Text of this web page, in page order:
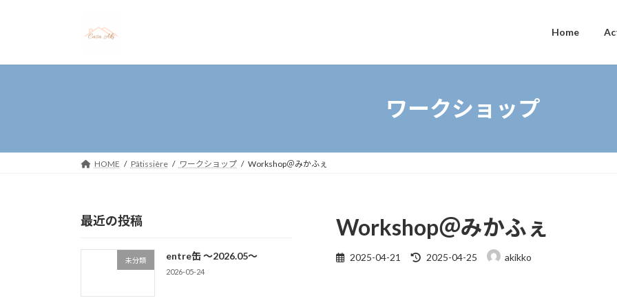
プ
動
Home
ワークショップ
HOME Pâtissière ワークショップ Workshop＠みかふぇ
Workshop＠みかふぇ
2025-04-21
最
2025-04-25 akikko
最近の投稿
未分類 entre缶 〜2026.05〜
2026-05-24